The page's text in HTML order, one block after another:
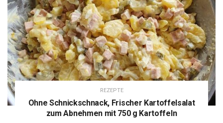
REZEPTE
Ohne Schnickschnack, Frischer Kartoffelsalat
zum Abnehmen mit 750 g Kartoffeln